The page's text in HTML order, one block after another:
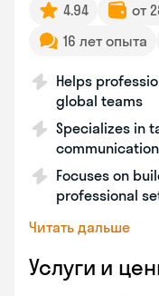
4.94
от
16 лет опыта
Helps
global teams
Specializes in
communication
Focuses on
professional
Читать дальше
Услуги и